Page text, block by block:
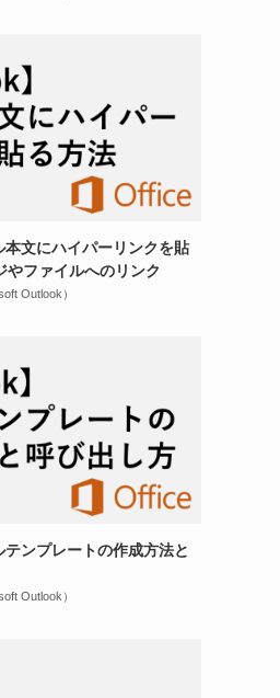
本文にハイパーリンクを貼
やファイルへのリンク
Outlook）
ンプレートの作成方法と
Outlook）